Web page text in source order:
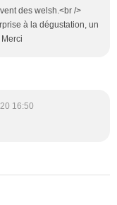
des welsh.<br />
à la dégustation, un
16:50